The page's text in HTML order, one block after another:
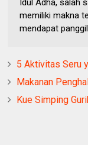
Idul Adha, salah
memiliki makna
mendapat
5 Aktivitas Seru
Makanan
Kue Simping